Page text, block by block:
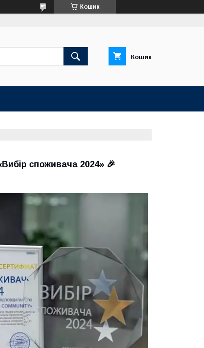
Кошик
Кошик
споживача 2024» 🎉